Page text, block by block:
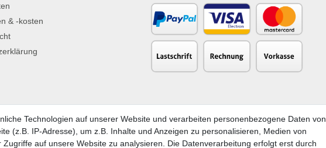
& -kosten
Technologien auf unserer Website und verarbeiten personenbezogene Daten von
(z.B. IP-Adresse), um z.B. Inhalte und Anzeigen zu personalisieren, Medien von
auf unsere Website zu analysieren. Die Datenverarbeitung erfolgt erst durch